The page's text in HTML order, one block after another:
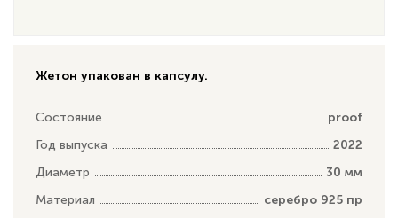
Жетон упакован в капсулу.
Состояние
proof
Год выпуска
2022
Диаметр
30 мм
Материал
серебро 925 пр